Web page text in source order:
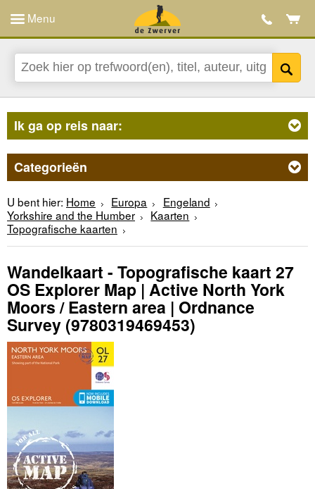
Menu
Ik ga op reis naar:
Categorieën
U bent hier: Home Europa
Engeland
Yorkshire and the Humber
Kaarten
Topografische kaarten
Wandelkaart - Topografische kaart 27
OS Explorer Map | Active North York
Moors / Eastern area | Ordnance
Survey (9780319469453)